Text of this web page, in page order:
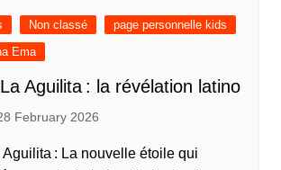
Non classé
page personnelle kids
Ema
Aguilita : la révélation latino
February 2026
Aguilita : La nouvelle étoile qui